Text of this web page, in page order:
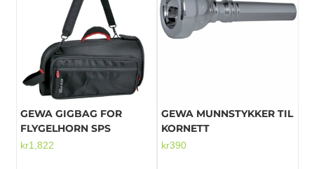
varianter.
GEWA GIGBAG FOR
FLYGELHORN SPS
kr1,822
GEWA MUNNSTYKKER TIL
KORNETT
kr390